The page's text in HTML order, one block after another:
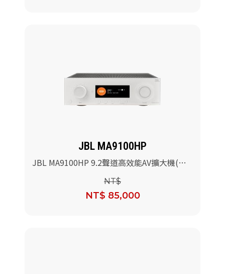
JBL MA9100HP
JBL MA9100HP 9.2聲道高效能AV擴大機(白
NT$
NT$ 85,000